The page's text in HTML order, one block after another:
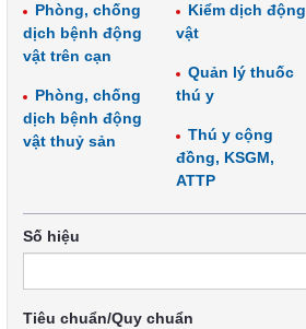
Phòng, chống
dịch bệnh động
vật trên cạn
Phòng, chống
dịch bệnh động
vật thuỷ sản
Kiểm dịch động
vật
Quản lý thuốc
thú y
Thú y cộng
đồng, KSGM,
ATTP
Số hiệu
Tiêu chuẩn/Quy chuẩn